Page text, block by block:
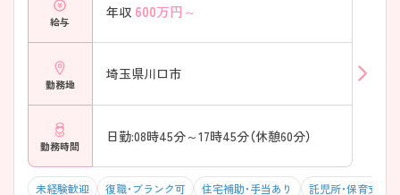
給与
年収 600万円～
勤務地
埼玉県川口市
勤務時間
日勤:08時45分～17時45分（休憩60分）
未経験歓迎 復職・ブランク可 住宅補助・手当あり 託児所・保育支援